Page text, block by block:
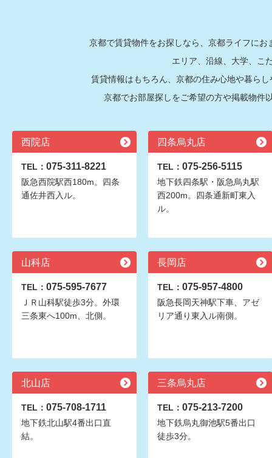
京都で賃貸物件をお探しなら、京都ライフに
エリア、沿線、大学、こ
賃貸情報はもちろん、京都の住み心地や暮ら
京都でお部屋探しをご希望の方や掲載物件
西院店
TEL： 075-311-8221
阪急西院駅西180m。四条
通佐井西入ル。
四条烏丸店
TEL： 075-256-5115
地下鉄四条駅・阪急烏丸駅
西200m。四条通新町東入
ル。
山科店
TEL： 075-595-7677
ＪＲ山科駅徒歩3分。外環
三条東へ100m、北側。
長岡店
TEL： 075-957-4800
阪急長岡天神駅下車、アゼ
リア通り東入ル南側。
北山店
TEL： 075-708-1711
地下鉄北山駅4番出口直
結。
三条烏丸店
TEL： 075-213-7200
地下鉄烏丸御池駅5番出口
徒歩3分。